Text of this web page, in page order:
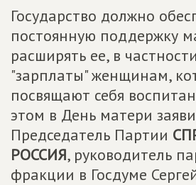
Государство должно
постоянную поддержку
расширять ее, в
"зарплаты" женщинам,
посвящают себя
этом в День матери
Председатель Партии
РОССИЯ, руководитель
фракции в Госдуме